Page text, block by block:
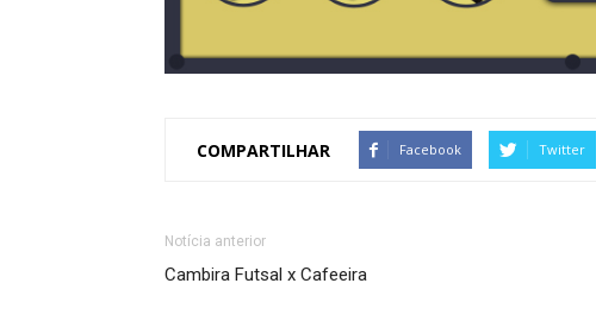
COMPARTILHAR Facebook Twitter
Notícia anterior
Cambira Futsal x Cafeeira